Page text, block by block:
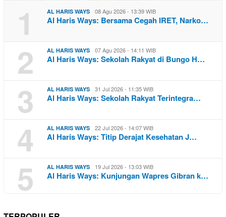
1 AL HARIS WAYS 08 Agu 2026 - 13:39 WIB
Al Haris Ways: Bersama Cegah IRET, Narko…
2 AL HARIS WAYS 07 Agu 2026 - 14:11 WIB
Al Haris Ways: Sekolah Rakyat di Bungo H…
3 AL HARIS WAYS 31 Jul 2026 - 11:35 WIB
Al Haris Ways: Sekolah Rakyat Terintegra…
4 AL HARIS WAYS 22 Jul 2026 - 14:07 WIB
Al Haris Ways: Titip Derajat Kesehatan J…
5 AL HARIS WAYS 19 Jul 2026 - 13:03 WIB
Al Haris Ways: Kunjungan Wapres Gibran k…